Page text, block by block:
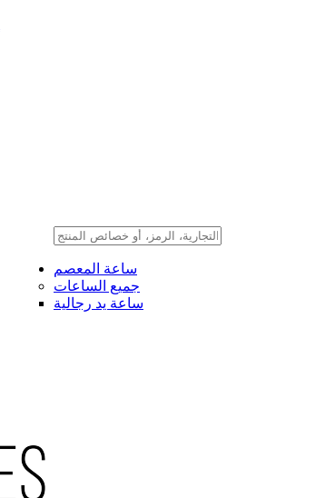
ساعة المعصم
جميع الساعات
ساعة يد رجالية